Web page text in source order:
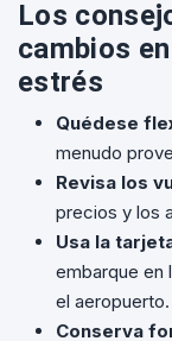
Los
cambios
estrés
Quédese
menudo
Revisa los
precios y los
Usa la
embarque en
el aeropuerto.
Conserva